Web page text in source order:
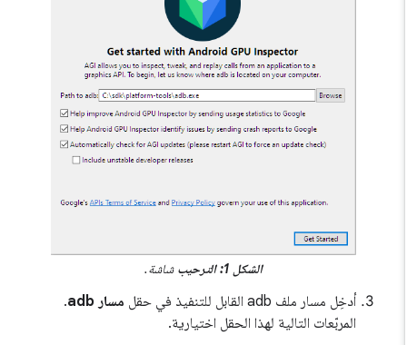
الشكل 1: الترحيب شاشة.
أدخِل مسار ملف adb القابل للتنفيذ في حقل مسار adb
.
المربّعات التالية لهذا الحقل اختيارية.